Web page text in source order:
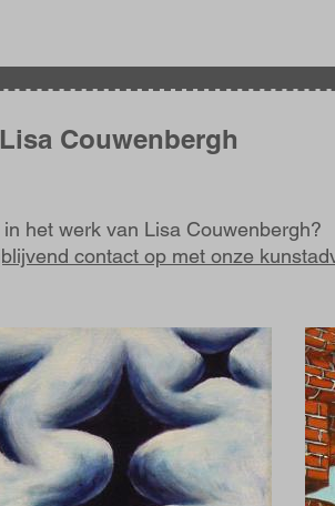
Couwenbergh
het werk van Lisa Couwenbergh?
contact op met onze